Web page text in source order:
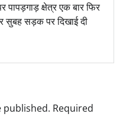
पापड़गाड़ क्षेत्र एक बार फिर
सुबह सड़क पर दिखाई दी
published. Required